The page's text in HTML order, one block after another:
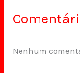
Nenhum